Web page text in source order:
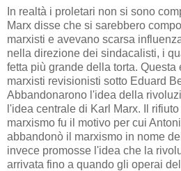
In realtà i proletari non si sono
Marx disse che si sarebbero
marxisti e avevano scarsa
nella direzione dei sindacalisti, i
fetta più grande della torta. Questa
marxisti revisionisti sotto Eduard
Abbandonarono l'idea della
l'idea centrale di Karl Marx. Il
marxismo fu il motivo per cui
abbandonò il marxismo in nome
invece promosse l'idea che la
arrivata fino a quando gli operai